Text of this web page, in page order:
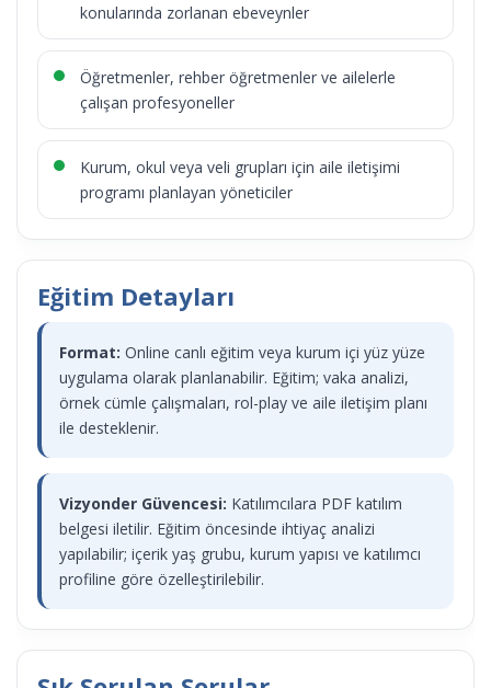
konularında zorlanan ebeveynler
Öğretmenler, rehber öğretmenler ve ailelerle
çalışan profesyoneller
Kurum, okul veya veli grupları için aile iletişimi
programı planlayan yöneticiler
Eğitim Detayları
Format: Online canlı eğitim veya kurum içi yüz yüze
uygulama olarak planlanabilir. Eğitim; vaka analizi,
örnek cümle çalışmaları, rol-play ve aile iletişim planı
ile desteklenir.
Vizyonder Güvencesi: Katılımcılara PDF katılım
belgesi iletilir. Eğitim öncesinde ihtiyaç analizi
yapılabilir; içerik yaş grubu, kurum yapısı ve katılımcı
profiline göre özelleştirilebilir.